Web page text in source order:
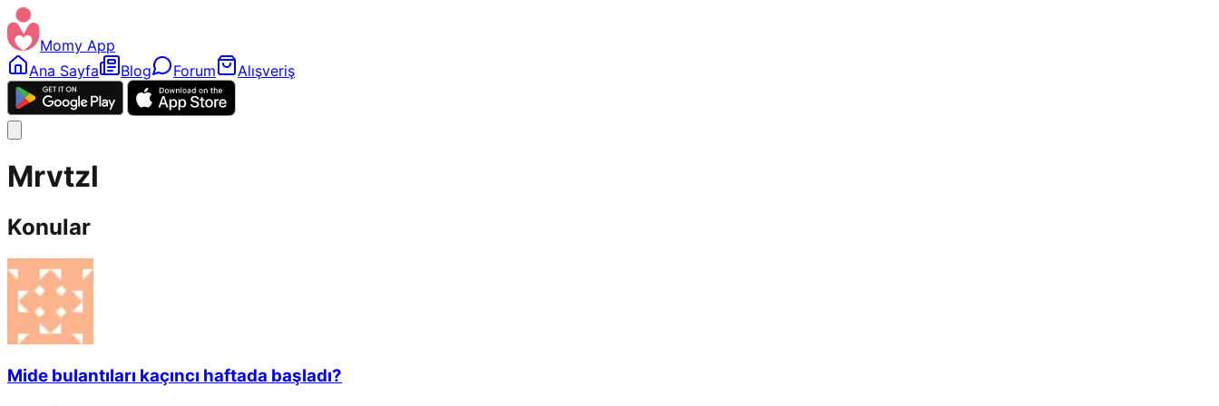
Momy App
Ana Sayfa
Blog Forum Alışveriş
Mrvtzl
Konular
Mide bulantıları kaçıncı haftada başladı?